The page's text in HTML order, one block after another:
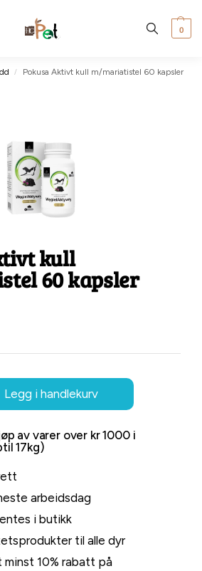
0
/ Pokusa Aktivt kull m/mariatistel 60 kapsler
kull
60 kapsler
Legg i handlekurv
av varer over kr 1000 i
17kg)
arbeidsdag
i butikk
til alle dyr
10% rabatt på